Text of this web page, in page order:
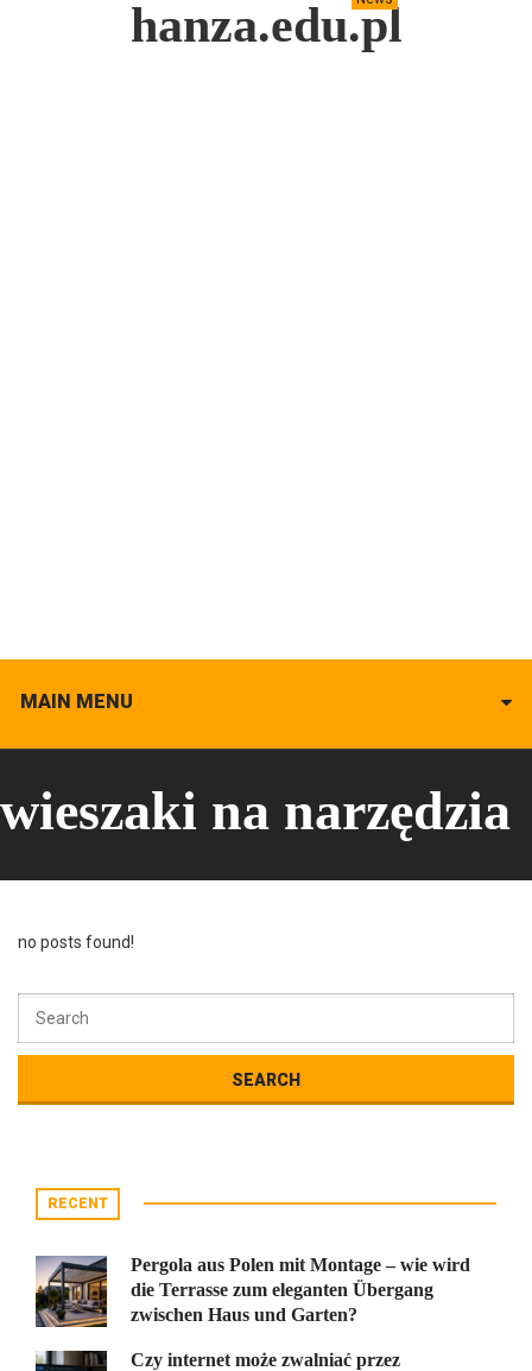
hanza.edu.pl
MAIN MENU
wieszaki na narzędzia
no posts found!
RECENT
Pergola aus Polen mit Montage – wie wird
die Terrasse zum eleganten Übergang
zwischen Haus und Garten?
Czy internet może zwalniać przez